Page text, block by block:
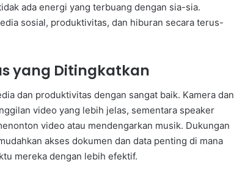
ada energi yang terbuang dengan sia-sia.
sosial, produktivitas, dan hiburan secara terus-
yang Ditingkatkan
dan produktivitas dengan sangat baik. Kamera dan
video yang lebih jelas, sementara speaker
video atau mendengarkan musik. Dukungan
akses dokumen dan data penting di mana
mereka dengan lebih efektif.